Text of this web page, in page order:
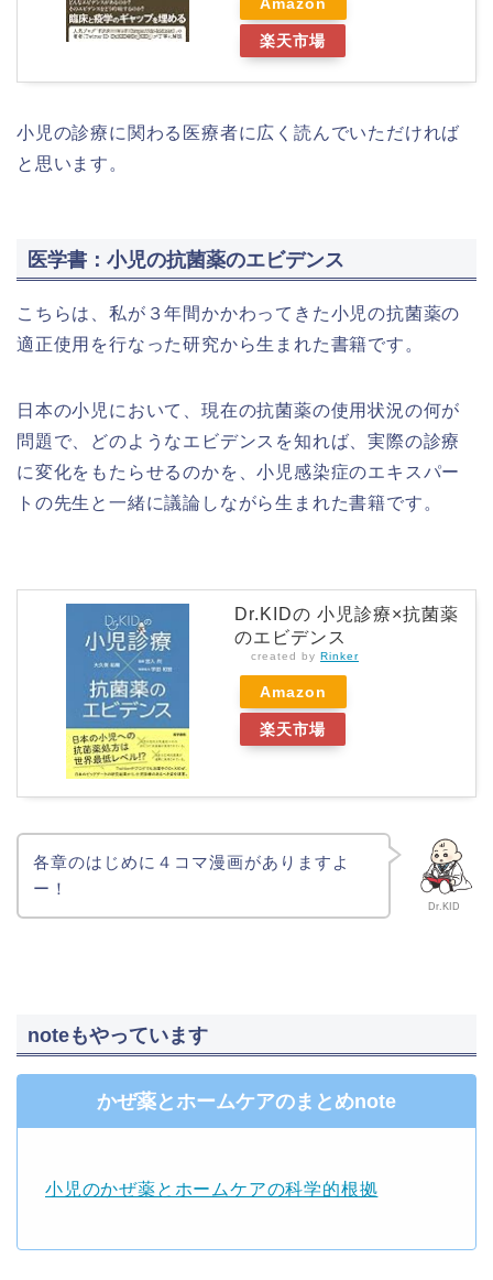
楽天市場
小児の診療に関わる医療者に広く読んでいただければ
と思います。
医学書：小児の抗菌薬のエビデンス
こちらは、私が３年間かかわってきた小児の抗菌薬の
適正使用を行なった研究から生まれた書籍です。
日本の小児において、現在の抗菌薬の使用状況の何が
問題で、どのようなエビデンスを知れば、実際の診療
に変化をもたらせるのかを、小児感染症のエキスパー
トの先生と一緒に議論しながら生まれた書籍です。
Dr.KIDの 小児診療×抗菌薬
のエビデンス
created by Rinker
Amazon
楽天市場
Dr.KID
各章のはじめに４コマ漫画がありますよ
ー！
noteもやっています
かぜ薬とホームケアのまとめnote
小児のかぜ薬とホームケアの科学的根拠